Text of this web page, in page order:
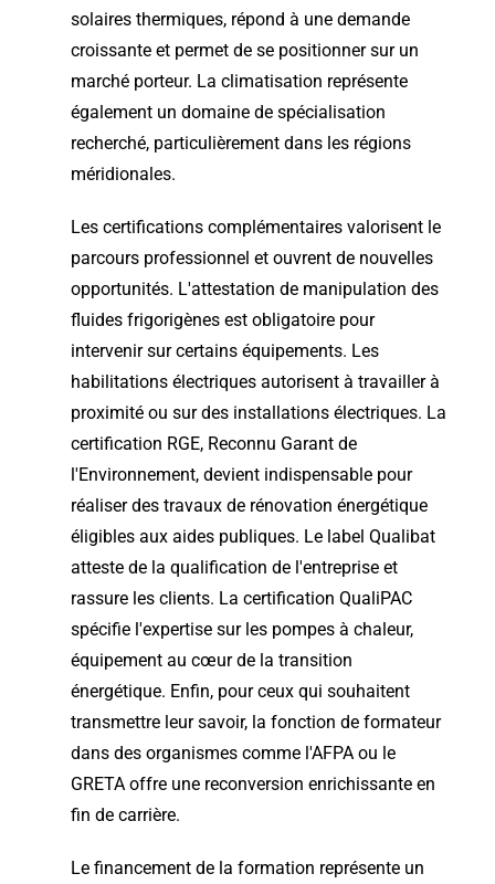
solaires thermiques, répond à une demande
croissante et permet de se positionner sur un
marché porteur. La climatisation représente
également un domaine de spécialisation
recherché, particulièrement dans les régions
méridionales.
Les certifications complémentaires valorisent le
parcours professionnel et ouvrent de nouvelles
opportunités. L'attestation de manipulation des
fluides frigorigènes est obligatoire pour
intervenir sur certains équipements. Les
habilitations électriques autorisent à travailler à
proximité ou sur des installations électriques. La
certification RGE, Reconnu Garant de
l'Environnement, devient indispensable pour
réaliser des travaux de rénovation énergétique
éligibles aux aides publiques. Le label Qualibat
atteste de la qualification de l'entreprise et
rassure les clients. La certification QualiPAC
spécifie l'expertise sur les pompes à chaleur,
équipement au cœur de la transition
énergétique. Enfin, pour ceux qui souhaitent
transmettre leur savoir, la fonction de formateur
dans des organismes comme l'AFPA ou le
GRETA offre une reconversion enrichissante en
fin de carrière.
Le financement de la formation représente un